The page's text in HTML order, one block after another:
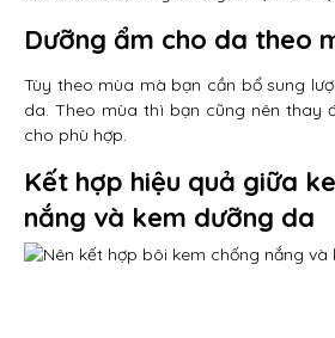
Dưỡng ẩm cho da theo
Tùy theo mùa mà bạn cần bổ sung
da. Theo mùa thì bạn cũng nên thay
cho phù hợp.
Kết hợp hiệu quả giữa
nắng và kem dưỡng da